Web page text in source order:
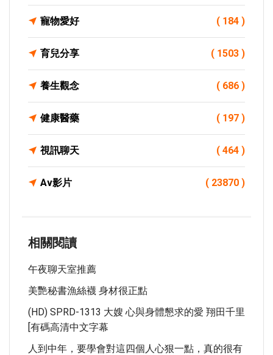
寵物愛好 ( 184 )
育兒分享 ( 1503 )
養生觀念 ( 686 )
健康醫藥 ( 197 )
視訊聊天 ( 464 )
Av影片 ( 23870 )
相關閱讀
午夜聊天室推薦
美艷秘書漁絲襪 身材很正點
(HD) SPRD-1313 大嫂 心與身體懇求的愛 翔田千里
[有碼高清中文字幕
人到中年，要學會對這四個人心狠一點，真的很有